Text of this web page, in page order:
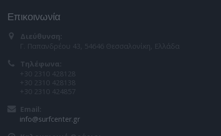
Επικοινωνία
Διεύθυνση:
Γ. Παπανδρέου 43, 54646 Θεσσαλονίκη, Ελλάδα
Τηλέφωνα:
+30 2310 428128
+30 2310 428138
+30 2310 424857
Email:
info@surfcenter.gr